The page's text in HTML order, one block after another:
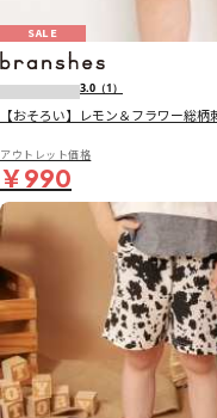
SALE
3.0 （1）
【おそろい】レモン＆フラワー総
アウトレット価格
￥990